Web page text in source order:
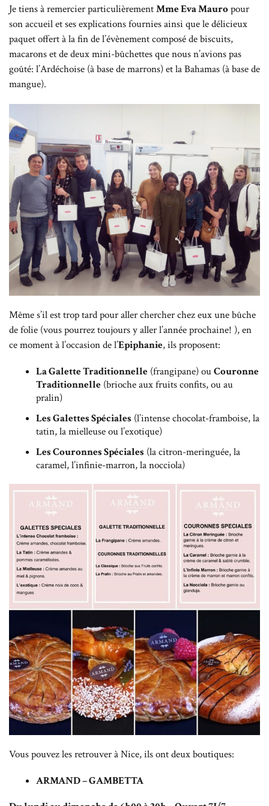
Je tiens à remercier particulièrementMme Eva Mauropour
son accueil et ses explications fournies ainsi que le délicieux
paquet offert à la fin de l’évènement composé de biscuits,
macarons et de deux mini-bûchettes que nous n’avions pas
goûté: l’Ardéchoise (à base de marrons) et la Bahamas (à base de
mangue).
Même s’il est trop tard pour aller chercher chez eux une bûche
de folie (vous pourrez toujours y aller l’année prochaine! ), en
ce moment à l’occasion de l’Epiphanie, ils proposent:
La Galette Traditionnelle (frangipane) ouCouronne
Traditionnelle (brioche aux fruits confits, ou au
pralin)
Les Galettes Spéciales (l’intense chocolat-framboise, la
tatin, la mielleuse ou l’exotique)
Les Couronnes Spéciales (la citron-meringuée, la
caramel, l’infinie-marron, la nocciola)
Vous pouvez les retrouver à Nice, ils ont deux boutiques:
ARMAND – GAMBETTA